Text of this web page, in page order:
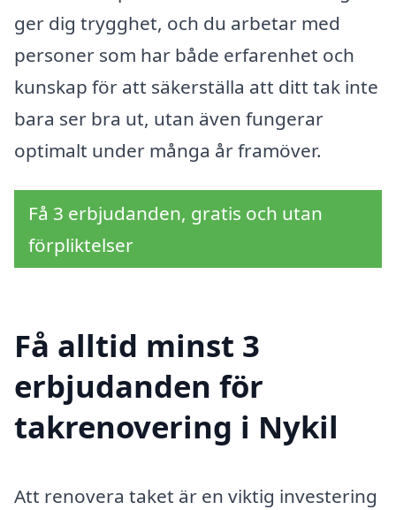
ger dig trygghet, och du arbetar med
personer som har både erfarenhet och
kunskap för att säkerställa att ditt tak inte
bara ser bra ut, utan även fungerar
optimalt under många år framöver.
Få 3 erbjudanden, gratis och utan
förpliktelser
Få alltid minst 3
erbjudanden för
takrenovering i Nykil
Att renovera taket är en viktig investering